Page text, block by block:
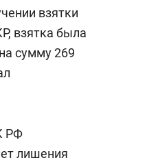
взятки
взятка была
сумму 269
РФ
лишения
для меня это челлендж!»